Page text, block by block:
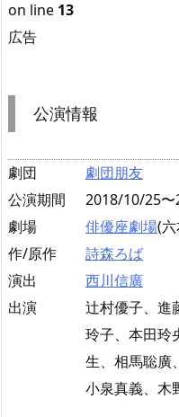
on line 13
広告
公演情報
劇団
劇団朋友
公演期間
2018/10/25
劇場
俳優座劇場(
作/原作
詩森ろば
演出
西川信廣
出演
辻村優子、進
玲子、本田玲
生、相馬聡廣
小泉真義、木